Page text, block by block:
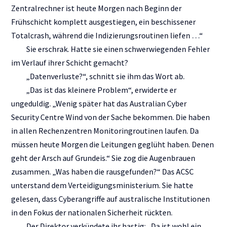
Zentralrechner ist heute Morgen nach Beginn der
Frühschicht komplett ausgestiegen, ein beschissener
Totalcrash, während die Indizierungsroutinen liefen …“
Sie erschrak. Hatte sie einen schwerwiegenden Fehler
im Verlauf ihrer Schicht gemacht?
„Datenverluste?“, schnitt sie ihm das Wort ab.
„Das ist das kleinere Problem“, erwiderte er
ungeduldig. „Wenig später hat das Australian Cyber
Security Centre Wind von der Sache bekommen. Die haben
in allen Rechenzentren Monitoringroutinen laufen. Da
müssen heute Morgen die Leitungen geglüht haben. Denen
geht der Arsch auf Grundeis.“ Sie zog die Augenbrauen
zusammen. „Was haben die rausgefunden?“ Das ACSC
unterstand dem Verteidigungsministerium. Sie hatte
gelesen, dass Cyberangriffe auf australische Institutionen
in den Fokus der nationalen Sicherheit rückten.